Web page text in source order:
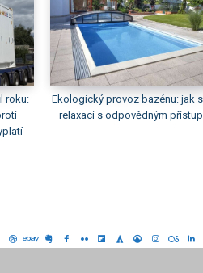
roku:
Ekologický provoz bazénu: jak
relaxaci s odpovědným